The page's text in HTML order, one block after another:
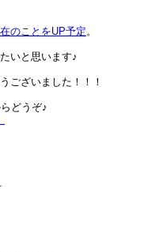
のことをUP予定。
いと思います♪
ございました！！！
どうぞ♪
...